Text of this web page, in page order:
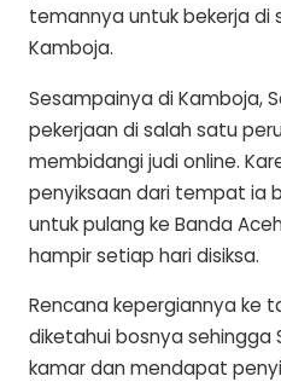
temannya untuk bekerja di
Kamboja.
Sesampainya di Kamboja,
pekerjaan di salah satu
membidangi judi online.
penyiksaan dari tempat ia
untuk pulang ke Banda
hampir setiap hari disiksa.
Rencana kepergiannya ke
diketahui bosnya sehingga
kamar dan mendapat